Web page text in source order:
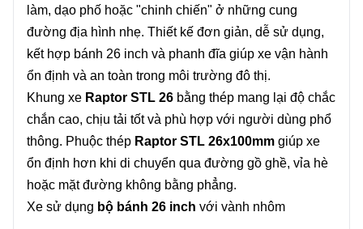
làm, dạo phố hoặc "chinh chiến" ở những cung
đường địa hình nhẹ. Thiết kế đơn giản, dễ sử dụng,
kết hợp bánh 26 inch và phanh đĩa giúp xe vận hành
ổn định và an toàn trong môi trường đô thị.
Khung xe Raptor STL 26 bằng thép mang lại độ chắc
chắn cao, chịu tải tốt và phù hợp với người dùng phổ
thông. Phuộc thép Raptor STL 26x100mm giúp xe
ổn định hơn khi di chuyển qua đường gồ ghề, vỉa hè
hoặc mặt đường không bằng phẳng.
Xe sử dụng bộ bánh 26 inch với vành nhôm